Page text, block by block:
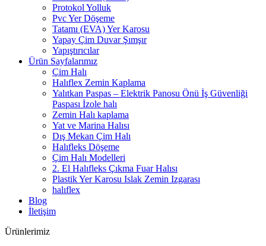
Protokol Yolluk
Pvc Yer Döşeme
Tatamı (EVA) Yer Karosu
Yapay Çim Duvar Şımşır
Yapıştırıcılar
Ürün Sayfalarımız
Çim Halı
Halıflex Zemin Kaplama
Yalıtkan Paspas – Elektrik Panosu Önü İş Güvenliği
Paspası İzole halı
Zemin Halı kaplama
Yat ve Marina Halısı
Dış Mekan Çim Halı
Halıfleks Döşeme
Çim Halı Modelleri
2. El Halıfleks Çıkma Fuar Halısı
Plastik Yer Karosu Islak Zemin Izgarası
halıflex
Blog
İletişim
Ürünlerimiz